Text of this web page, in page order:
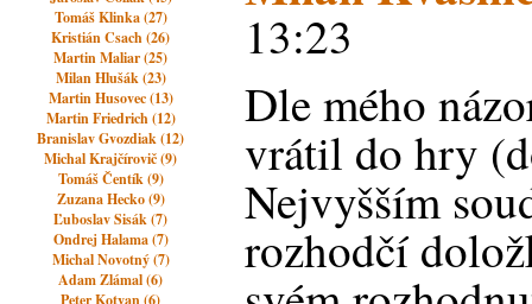
Tomáš Klinka (27)
Kristián Csach (26)
Martin Maliar (25)
Milan Hlušák (23)
Martin Husovec (13)
Martin Friedrich (12)
Branislav Gvozdiak (12)
Michal Krajčírovič (9)
Tomáš Čentík (9)
Zuzana Hecko (9)
Ľuboslav Sisák (7)
Ondrej Halama (7)
Michal Novotný (7)
Adam Zlámal (6)
Peter Kotvan (6)
13:23
Dle mého
vrátil do hry
Nejvyšším
rozhodčí